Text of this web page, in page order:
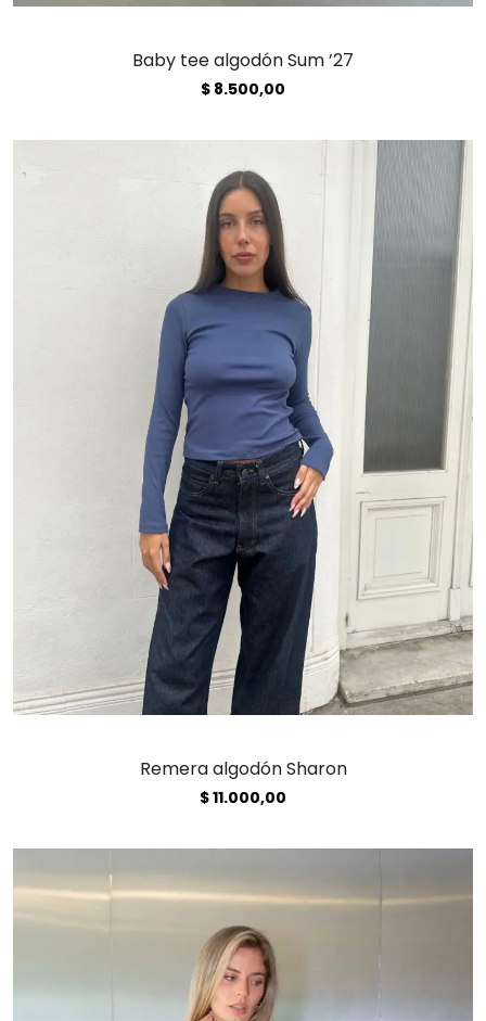
Baby tee algodón Sum ’27
$ 8.500,00
Remera algodón Sharon
$11.000,00